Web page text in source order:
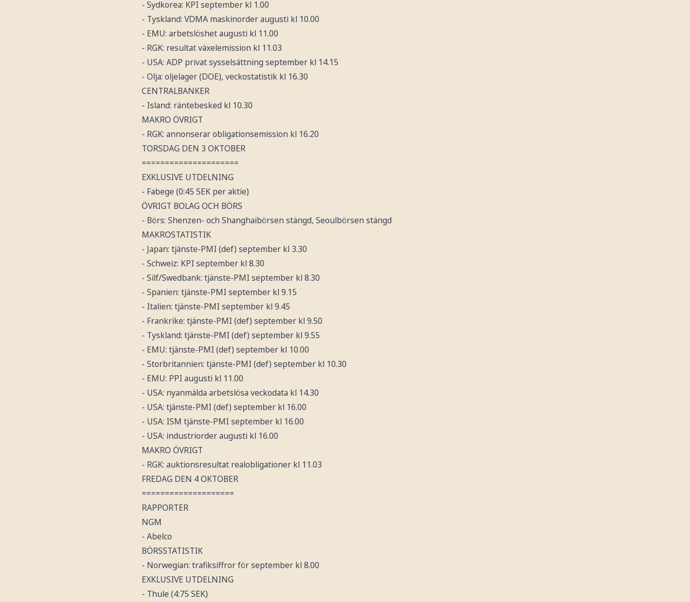
- Sydkorea: KPI september kl 1.00
- Tyskland: VDMA maskinorder augusti kl 10.00
- EMU: arbetslöshet augusti kl 11.00
- RGK: resultat växelemission kl 11.03
- USA: ADP privat sysselsättning september kl 14.15
- Olja: oljelager (DOE), veckostatistik kl 16.30
CENTRALBANKER
- Island: räntebesked kl 10.30
MAKRO ÖVRIGT
- RGK: annonserar obligationsemission kl 16.20
TORSDAG DEN 3 OKTOBER
=====================
EXKLUSIVE UTDELNING
- Fabege (0:45 SEK per aktie)
ÖVRIGT BOLAG OCH BÖRS
- Börs: Shenzen- och Shanghaibörsen stängd, Seoulbörsen stängd
MAKROSTATISTIK
- Japan: tjänste-PMI (def) september kl 3.30
- Schweiz: KPI september kl 8.30
- Silf/Swedbank: tjänste-PMI september kl 8.30
- Spanien: tjänste-PMI september kl 9.15
- Italien: tjänste-PMI september kl 9.45
- Frankrike: tjänste-PMI (def) september kl 9.50
- Tyskland: tjänste-PMI (def) september kl 9.55
- EMU: tjänste-PMI (def) september kl 10.00
- Storbritannien: tjänste-PMI (def) september kl 10.30
- EMU: PPI augusti kl 11.00
- USA: nyanmälda arbetslösa veckodata kl 14.30
- USA: tjänste-PMI (def) september kl 16.00
- USA: ISM tjänste-PMI september kl 16.00
- USA: industriorder augusti kl 16.00
MAKRO ÖVRIGT
- RGK: auktionsresultat realobligationer kl 11.03
FREDAG DEN 4 OKTOBER
====================
RAPPORTER
NGM
- Abelco
BÖRSSTATISTIK
- Norwegian: trafiksiffror för september kl 8.00
EXKLUSIVE UTDELNING
- Thule (4:75 SEK)